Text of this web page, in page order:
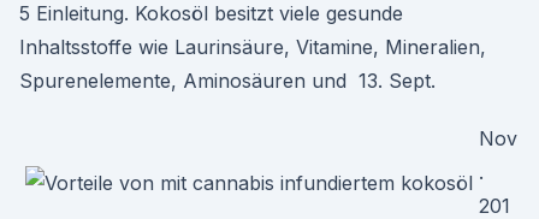
5 Einleitung. Kokosöl besitzt viele gesunde
Inhaltsstoffe wie Laurinsäure, Vitamine, Mineralien,
Spurenelemente, Aminosäuren und 13. Sept.
Nov
.
201